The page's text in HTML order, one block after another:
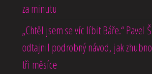
za minutu
„Chtěl jsem se víc líbit Báře.“ Pavel
odtajnil podrobný návod, jak
tři měsíce